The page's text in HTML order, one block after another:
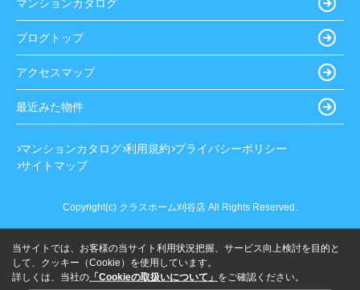
マンションカタログ
ブログトップ
アクセスマップ
最近みた物件
マンションカタログ 利用規約 プライバシーポリシー
サイトマップ
Copyright(c) クラスホーム刈谷店 All Rights Reserved.
当サイトでは、お客様の当サイト利用状況把握、サービス向上検討を目的と
して、クッキー（Cookie）を使用しています。
詳しくは、当社の 「Cookieの取扱いについて」 をご確認ください。